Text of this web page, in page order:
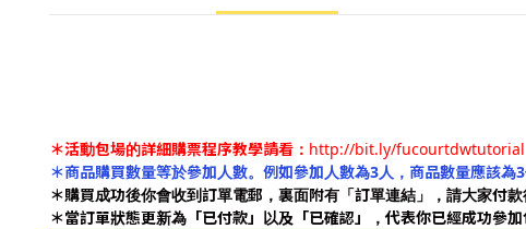
＊活動包場的詳細購票程序教學請看： http://bit.ly/fucourtdwtutorial
＊商品購買數量等於參加人數。例如參加人數為3人，商品數量應該為
＊購買成功後你會收到訂單電郵，裏面附有「訂單連結」，請大家付
＊當訂單狀態更新為「已付款」以及「已確認」，代表你已經成功參